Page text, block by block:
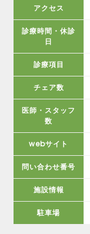
アクセス
診療時間・休診
日
診療項目
チェア数
医師・スタッフ
数
webサイト
問い合わせ番号
施設情報
駐車場